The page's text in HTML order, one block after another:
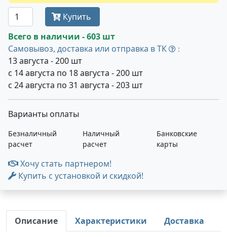
Купить
Всего в наличии - 603 шт
Самовывоз, доставка или отправка в ТК
:
13 августа - 200 шт
с 14 августа по 18 августа - 200 шт
с 24 августа по 31 августа - 203 шт
Варианты оплаты
Безналичный
расчет
Наличный
расчет
Банковские
карты
Хочу стать партнером!
Купить с установкой и скидкой!
Описание Характеристики Доставка